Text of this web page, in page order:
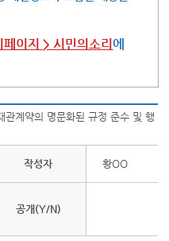
페이지 > 시민의소리에
관계약의 명문화된 규정 준수 및 행
작성자 황OO
공개(Y/N)